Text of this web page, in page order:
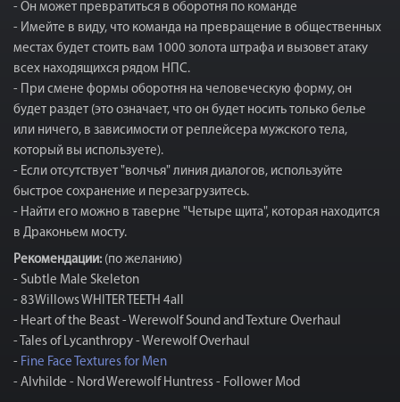
- Он может превратиться в оборотня по команде
- Имейте в виду, что команда на превращение в общественных
местах будет стоить вам 1000 золота штрафа и вызовет атаку
всех находящихся рядом НПС.
- При смене формы оборотня на человеческую форму, он
будет раздет (это означает, что он будет носить только белье
или ничего, в зависимости от реплейсера мужского тела,
который вы используете).
- Если отсутствует "волчья" линия диалогов, используйте
быстрое сохранение и перезагрузитесь.
- Найти его можно в таверне "Четыре щита", которая находится
в Драконьем мосту.
Рекомендации: (по желанию)
- Subtle Male Skeleton
- 83Willows WHITER TEETH 4all
- Heart of the Beast - Werewolf Sound and Texture Overhaul
- Tales of Lycanthropy - Werewolf Overhaul
- Fine Face Textures for Men
- Alvhilde - Nord Werewolf Huntress - Follower Mod